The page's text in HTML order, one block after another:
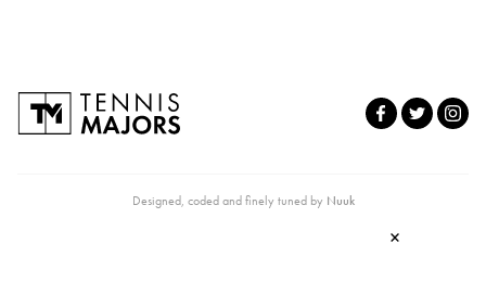
Designed, coded and finely tuned by Nuuk
×